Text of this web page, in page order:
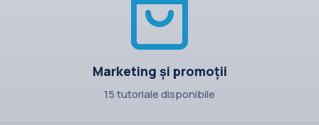
Marketing și promoții
15 tutoriale disponibile